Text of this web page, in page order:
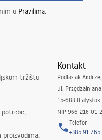
u Pravilima.
tržištu
potrebe,
Kontakt
Podlasiak
ul.
15-688 Białystok
NIP 966-216-01-
Telefon
+385 91 765